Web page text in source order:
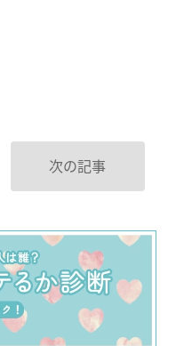
次の記事